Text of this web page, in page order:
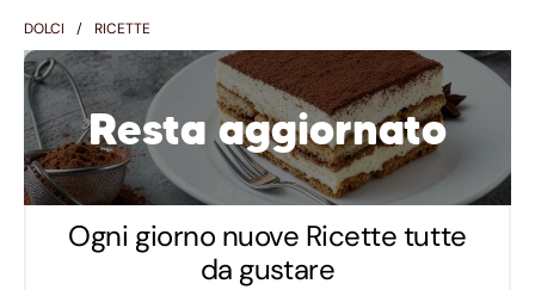
DOLCI RICETTE
Resta aggiornato
Ogni giorno nuove Ricette tutte
da gustare